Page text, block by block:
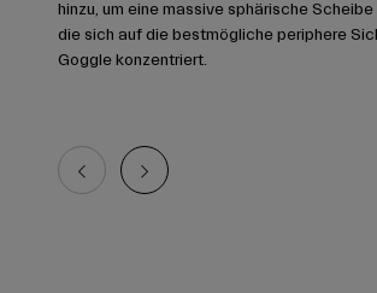
hinzu, um eine massive sphärische
die sich auf die bestmögliche periphere
Goggle konzentriert.